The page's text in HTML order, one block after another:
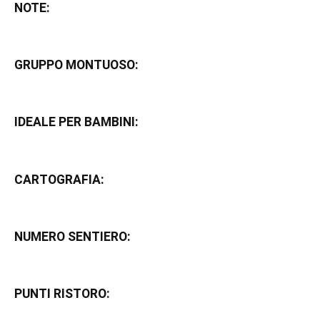
NOTE:
GRUPPO MONTUOSO:
IDEALE PER BAMBINI:
CARTOGRAFIA:
NUMERO SENTIERO:
PUNTI RISTORO: